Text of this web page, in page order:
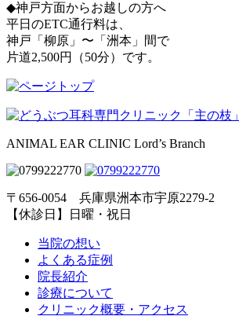
◆神戸方面からお越しの方へ
平日のETC通行料は、
神戸「柳原」〜「洲本」間で
片道2,500円（50分）です。
ANIMAL EAR CLINIC Lord’s Branch
〒656-0054 兵庫県洲本市宇原2279-2
【休診日】日曜・祝日
当院の想い
よくある症例
院長紹介
診療について
クリニック概要・アクセス